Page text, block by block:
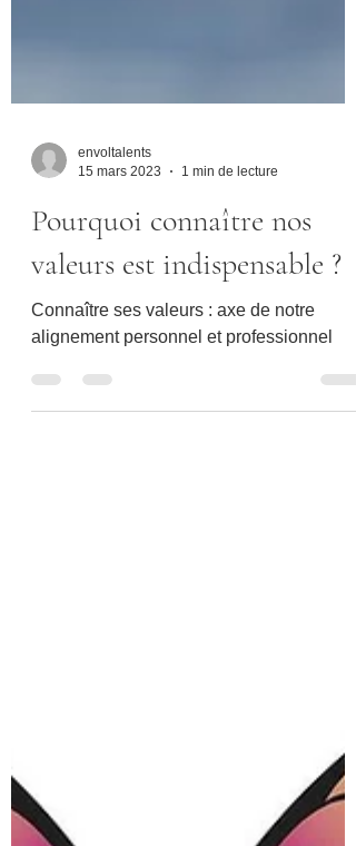
envoltalents
15 mars 2023
1 min de lecture
Pourquoi connaître nos
valeurs est indispensable ?